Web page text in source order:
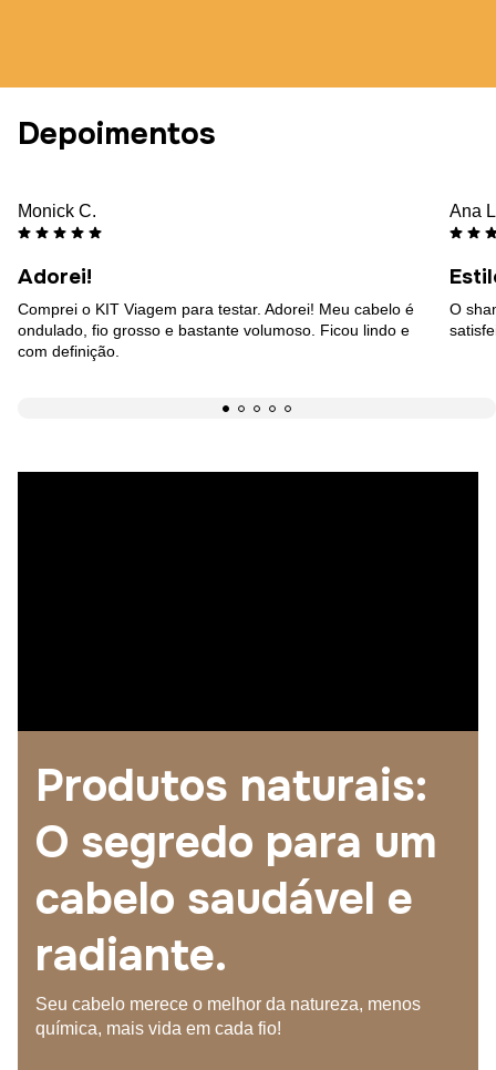
Depoimentos
Monick C.
Adorei!
Comprei o KIT Viagem para testar. Adorei! Meu cabelo é
ondulado, fio grosso e bastante volumoso. Ficou lindo e
com definição.
Ana
O
Produtos naturais:
O segredo para um
cabelo saudável e
radiante.
Seu cabelo merece o melhor da natureza, menos
química, mais vida em cada fio!